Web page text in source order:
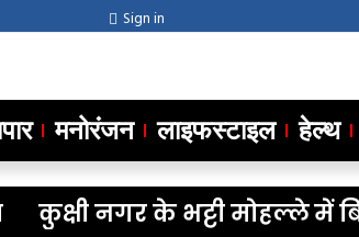
Sign in
मनोरंजन लाइफस्टाइल हेल्थ
नगर के भट्टी मोहल्ले में